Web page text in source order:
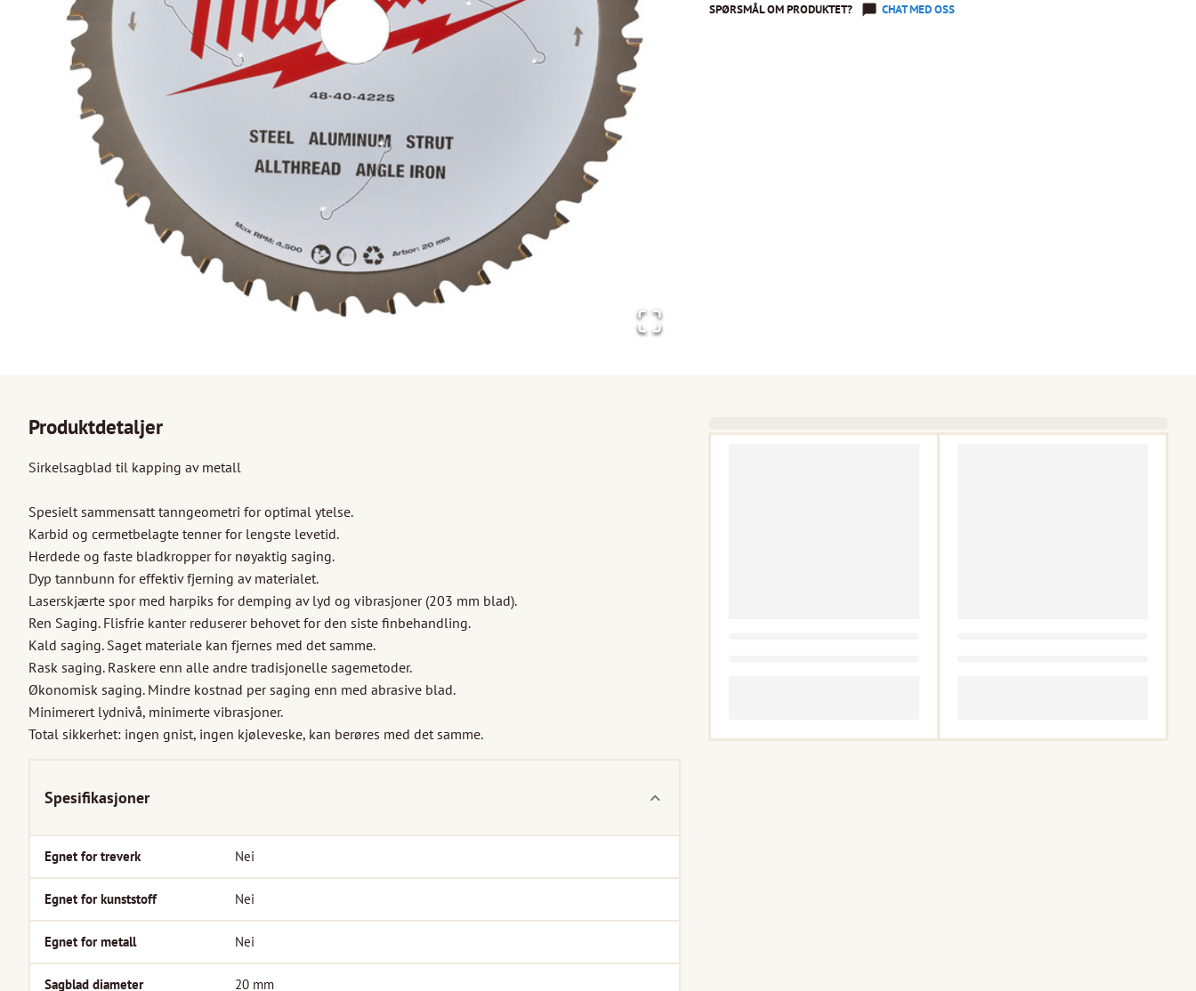
SPØRSMÅL OM PRODUKTET? CHAT MED OSS
Produktdetaljer
Sirkelsagblad til kapping av metall
Spesielt sammensatt tanngeometri for optimal ytelse.
Karbid og cermetbelagte tenner for lengste levetid.
Herdede og faste bladkropper for nøyaktig saging.
Dyp tannbunn for effektiv fjerning av materialet.
Laserskjærte spor med harpiks for demping av lyd og vibrasjoner (203 mm blad).
Ren Saging. Flisfrie kanter reduserer behovet for den siste finbehandling.
Kald saging. Saget materiale kan fjernes med det samme.
Rask saging. Raskere enn alle andre tradisjonelle sagemetoder.
Økonomisk saging. Mindre kostnad per saging enn med abrasive blad.
Minimerert lydnivå, minimerte vibrasjoner.
Total sikkerhet: ingen gnist, ingen kjøleveske, kan berøres med det samme.
Spesifikasjoner
Egnet for treverk Nei
Egnet for kunststoff Nei
Egnet for metall Nei
Sagblad diameter 20 mm